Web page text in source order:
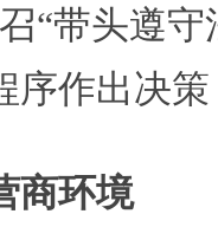
“带头遵
序作出决
商环境